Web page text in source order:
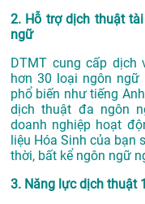
2. Hỗ trợ dịch thuật
ngữ
DTMT cung cấp
hơn 30 loại ngôn ngữ
phổ biến như tiếng
dịch thuật đa ngôn
doanh nghiệp hoạt
liệu Hóa Sinh của
thời, bất kể ngôn ngữ
3. Năng lực dịch thuật